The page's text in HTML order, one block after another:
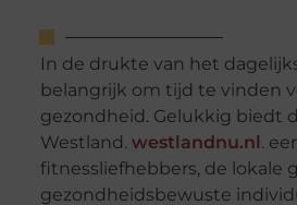
In de drukte van het
belangrijk om tijd te vinden
gezondheid. Gelukkig biedt
Westland. westlandnu.nl.
fitnessliefhebbers, de lokale
gezondheidsbewuste